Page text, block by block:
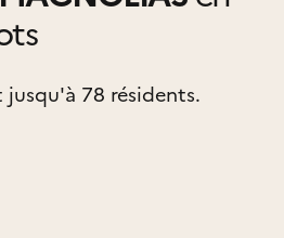
jusqu'à 78 résidents.